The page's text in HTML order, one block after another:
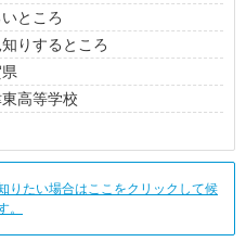
ところ
知りするところ
東高等学校
りたい場合はここをクリックして候
。